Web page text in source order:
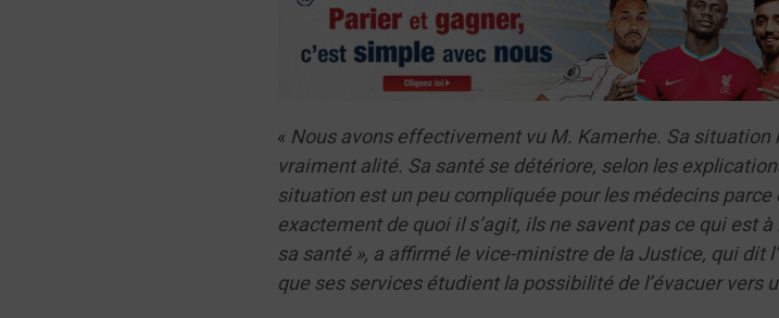
« Nous avons effectivement vu M. Kamerhe. Sa situation
vraiment alité. Sa santé se détériore, selon les
situation est un peu compliquée pour les médecins parce
exactement de quoi il s’agit, ils ne savent pas ce qui est
sa santé », a affirmé le vice-ministre de la Justice, qui dit
que ses services étudient la possibilité de l’évacuer vers